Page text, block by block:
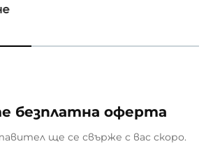
безплатна оферта
ще се свърже с вас скоро.